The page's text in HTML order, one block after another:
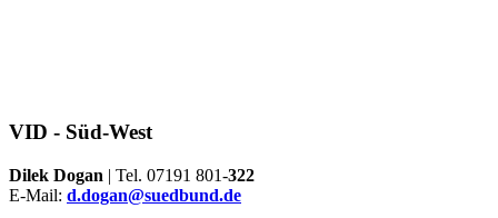
VID - Süd-West
Dilek Dogan | Tel. 07191 801-322
E-Mail: d.dogan@suedbund.de